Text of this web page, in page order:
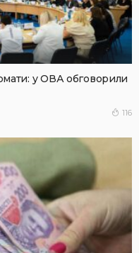
у ОВА обговорили
116